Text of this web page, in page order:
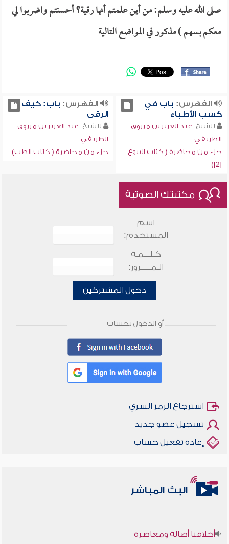
صلى الله عليه وسلم: من أين علمتم أنها رقية؟ أحسنتم واضربوا لي
معكم بسهم ) مذكور في المواضع التالية
الفهرس: باب في
كسب الأطباء
للشيخ: عبد العزيز بن مرزوق
الطريفي
جزء من محاضرة ( كتاب البيوع
[2])
الفهرس: باب: كيف
الرقى
للشيخ: عبد العزيز بن مرزوق
الطريفي
جزء من محاضرة ( كتاب الطب)
مكتبتك الصوتية
اسم
المستخدم:
كـلـــمـة
الـمـــــرور:
دخول المشتركين
أو الدخول بحساب
استرجاع الرمز السري
تسجيل عضو جديد
إعادة تفعيل حساب
البث المباشر
أخلاقنا أصالة ومعاصرة